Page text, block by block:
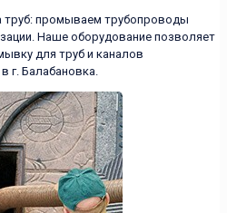
труб: промываем трубопроводы
Наше оборудование позволяет
для труб и каналов
г. Балабановка.